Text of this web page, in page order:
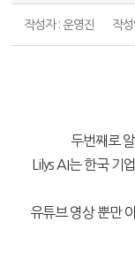
작성자 : 운영진 작
두번째로
Lilys AI는 한국 기
유튜브 영상 뿐만